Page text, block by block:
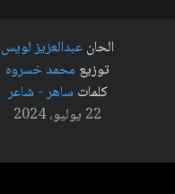
الحانعبدالعزيز لويس
توزيع محمد خسروه
كلمات ساهر - شاعر
22 يوليو، 2024